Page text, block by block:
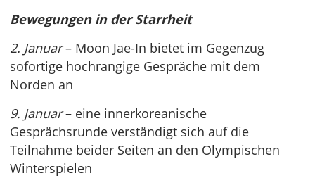
Bewegungen in der Starrheit
2. Januar– Moon Jae-In bietet im Gegenzug
sofortige hochrangige Gespräche mit dem
Norden an
9. Januar– eine innerkoreanische
Gesprächsrunde verständigt sich auf die
Teilnahme beider Seiten an den Olympischen
Winterspielen